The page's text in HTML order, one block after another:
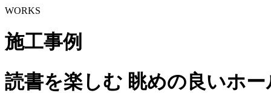
WORKS
施工事例
読書を楽しむ 眺めの良いホー